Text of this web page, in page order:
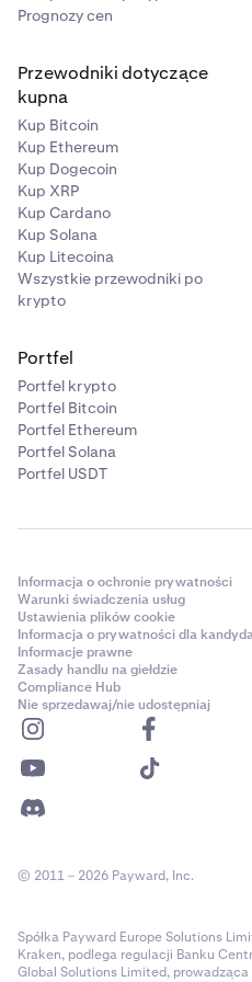
8
Pomyślnie zasiliłeś
(nazwa logowania, numer konta
numer konta i hasło), upewnij
wyłączony i spróbuj
wprowadziłeś(-aś)
bankowego.
Prognozy cen
Przewodniki dotyczące
kupna
Kup Bitcoin
Kup Ethereum
Kup Dogecoin
Kup XRP
Kup Cardano
Kup Solana
Kup Litecoina
Wszystkie przewodniki po
krypto
Portfel
Portfel krypto
Portfel Bitcoin
Portfel Ethereum
Portfel Solana
Portfel USDT
Informacja o ochronie prywatności
Warunki świadczenia usług
Ustawienia plików cookie
Informacja o prywatności dla
Informacje prawne
Zasady handlu na giełdzie
Compliance Hub
Nie sprzedawaj/nie udostępniaj
© 2011 – 2026 Payward, Inc.
Spółka Payward Europe Solutions
Kraken, podlega regulacji Banku
Global Solutions Limited,